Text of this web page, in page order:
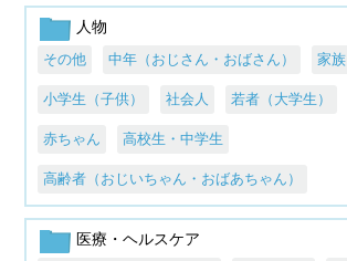
人物
その他 中年（おじさん・おばさん） 家族
小学生（子供） 社会人 若者（大学生）
赤ちゃん 高校生・中学生
高齢者（おじいちゃん・おばあちゃん）
医療・ヘルスケア